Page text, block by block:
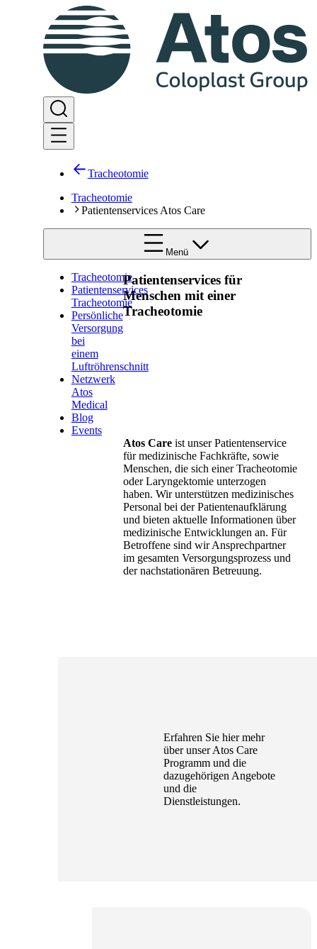
Tracheotomie
Tracheotomie
Patientenservices Atos Care
Menü
Tracheotomie
Patientenservices
Tracheotomie
Persönliche
Versorgung
bei
einem
Luftröhrenschnitt
Netzwerk
Atos
Medical
Blog
Events
Patientenservices für
Menschen mit einer
Tracheotomie
Atos Care ist unser Patientenservice
für medizinische Fachkräfte, sowie
Menschen, die sich einer Tracheotomie
oder Laryngektomie unterzogen
haben. Wir unterstützen medizinisches
Personal bei der Patientenaufklärung
und bieten aktuelle Informationen über
medizinische Entwicklungen an. Für
Betroffene sind wir Ansprechpartner
im gesamten Versorgungsprozess und
der nachstationären Betreuung.
Erfahren Sie hier mehr
über unser Atos Care
Programm und die
dazugehörigen Angebote
und die
Dienstleistungen.